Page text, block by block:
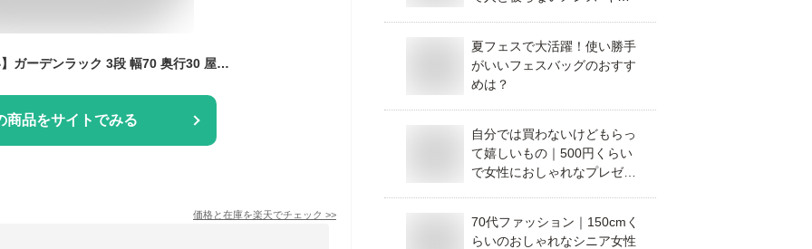
【屋外OK サビに強い】ガーデンラック 3段 幅70 奥行30 屋外使用 スチールラック スリム 防錆 防サビ フラワースタンド プランターラック エクステリア 園芸 鉢置き 観葉植物 収納 棚 ベランダ ブラック 高さ90 省スペース 植物棚 ルミナス GR7090BD-3
商品をサイトでみる
価格と在庫を楽天でチェック >>
夏フェスで大活躍！使い勝手
がいいフェスバッグのおすす
めは？
自分では買わないけどもらっ
て嬉しいもの｜500円くらい
で女性におしゃれなプレゼン
70代ファッション｜150cmく
らいのおしゃれなシニア女性